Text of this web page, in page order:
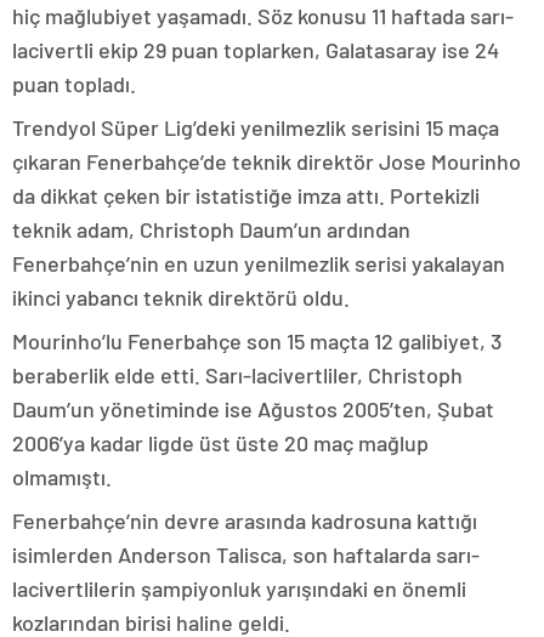
hiç mağlubiyet yaşamadı. Söz konusu 11 haftada sarı-
lacivertli ekip 29 puan toplarken, Galatasaray ise 24
puan topladı.
Trendyol Süper Lig’deki yenilmezlik serisini 15 maça
çıkaran Fenerbahçe’de teknik direktör Jose Mourinho
da dikkat çeken bir istatistiğe imza attı. Portekizli
teknik adam, Christoph Daum’un ardından
Fenerbahçe’nin en uzun yenilmezlik serisi yakalayan
ikinci yabancı teknik direktörü oldu.
Mourinho’lu Fenerbahçe son 15 maçta 12 galibiyet, 3
beraberlik elde etti. Sarı-lacivertliler, Christoph
Daum’un yönetiminde ise Ağustos 2005’ten, Şubat
2006’ya kadar ligde üst üste 20 maç mağlup
olmamıştı.
Fenerbahçe’nin devre arasında kadrosuna kattığı
isimlerden Anderson Talisca, son haftalarda sarı-
lacivertlilerin şampiyonluk yarışındaki en önemli
kozlarından birisi haline geldi.